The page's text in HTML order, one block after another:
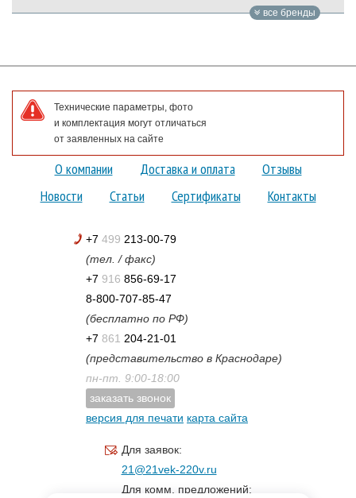
все бренды
Технические параметры, фото
и комплектация могут отличаться
от заявленных на сайте
О компании Доставка и оплата
Отзывы
Новости
Статьи Сертификаты Контакты
+7 499 213-00-79
(тел. / факс)
+7 916 856-69-17
8-800-707-85-47
(бесплатно по РФ)
+7 861 204-21-01
(представительство в Краснодаре)
пн-пт. 9:00-18:00
заказать звонок
версия для печати карта сайта
Для заявок:
21@21vek-220v.ru
Для комм. предложений: